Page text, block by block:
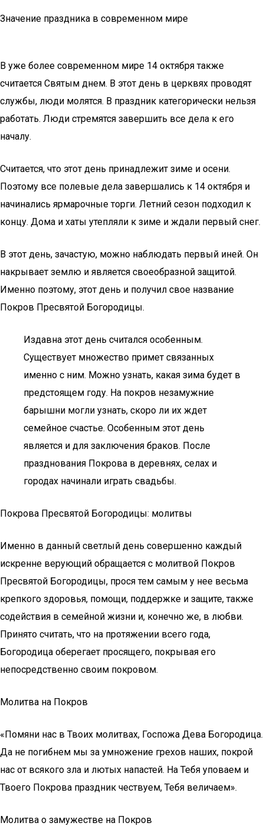
Значение праздника в современном мире
В уже более современном мире 14 октября также
считается Святым днем. В этот день в церквях проводят
службы, люди молятся. В праздник категорически нельзя
работать. Люди стремятся завершить все дела к его
началу.
Считается, что этот день принадлежит зиме и осени.
Поэтому все полевые дела завершались к 14 октября и
начинались ярмарочные торги. Летний сезон подходил к
концу. Дома и хаты утепляли к зиме и ждали первый снег.
В этот день, зачастую, можно наблюдать первый иней. Он
накрывает землю и является своеобразной защитой.
Именно поэтому, этот день и получил свое название
Покров Пресвятой Богородицы.
Издавна этот день считался особенным.
Существует множество примет связанных
именно с ним. Можно узнать, какая зима будет в
предстоящем году. На покров незамужние
барышни могли узнать, скоро ли их ждет
семейное счастье. Особенным этот день
является и для заключения браков. После
празднования Покрова в деревнях, селах и
городах начинали играть свадьбы.
Покрова Пресвятой Богородицы: молитвы
Именно в данный светлый день совершенно каждый
искренне верующий обращается с молитвой Покров
Пресвятой Богородицы, прося тем самым у нее весьма
крепкого здоровья, помощи, поддержке и защите, также
содействия в семейной жизни и, конечно же, в любви.
Принято считать, что на протяжении всего года,
Богородица оберегает просящего, покрывая его
непосредственно своим покровом.
Молитва на Покров
«Помяни нас в Твоих молитвах, Госпожа Дева Богородица.
Да не погибнем мы за умножение грехов наших, покрой
нас от всякого зла и лютых напастей. На Тебя уповаем и
Твоего Покрова праздник чествуем, Тебя величаем».
Молитва о замужестве на Покров